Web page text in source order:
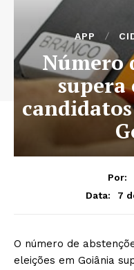
APP
Número
supera
Por:
Data:
7
O número de
eleições em Goiânia